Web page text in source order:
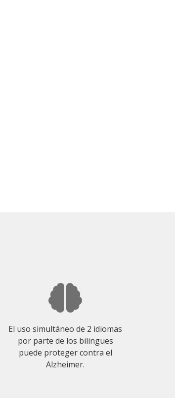
El uso simultáneo de 2 idiomas
por parte de los bilingües
puede proteger contra el
Alzheimer.